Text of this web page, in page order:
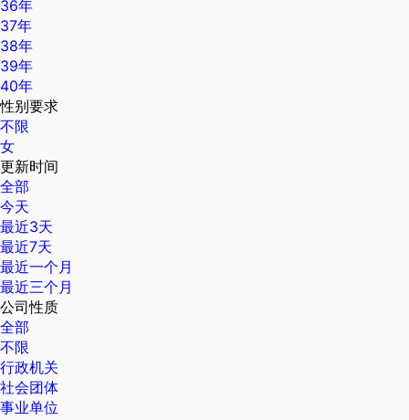
36年
37年
38年
39年
40年
性别要求
不限
女
更新时间
全部
今天
最近3天
最近7天
最近一个月
最近三个月
公司性质
全部
不限
行政机关
社会团体
事业单位